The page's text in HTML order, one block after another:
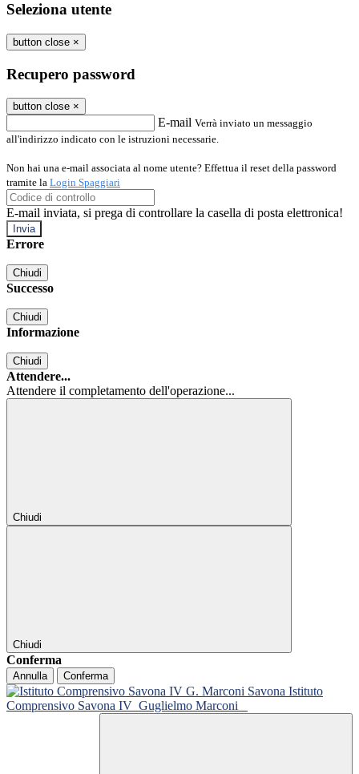
Seleziona utente
button close ×
Recupero password
button close ×
E-mail Verrà inviato un messaggio
all'indirizzo indicato con le istruzioni necessarie.
Non hai una e-mail associata al nome utente? Effettua il reset della password
tramite la Login Spaggiari
E-mail inviata, si prega di controllare la casella di posta elettronica!
Errore
Chiudi
Successo
Chiudi
Informazione
Chiudi
Attendere...
Attendere il completamento dell'operazione...
Chiudi
Chiudi
Conferma
Annulla Conferma
Istituto
Comprensivo Savona IV Guglielmo Marconi